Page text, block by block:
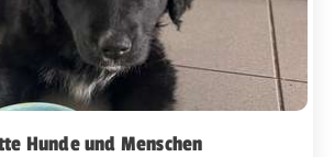
Hunde und Menschen